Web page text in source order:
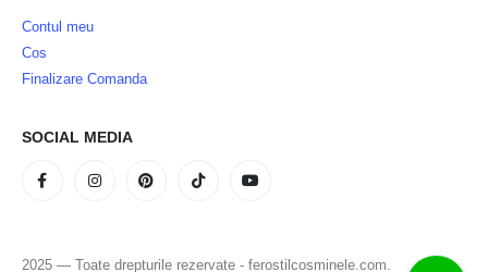
Contul meu
Cos
Finalizare Comanda
SOCIAL MEDIA
2025 — Toate drepturile rezervate - ferostilcosminele.com.